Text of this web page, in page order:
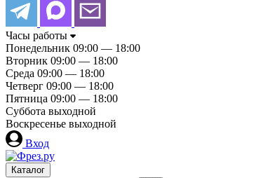
Часы работы
Понедельник 09:00 — 18:00
Вторник 09:00 — 18:00
Среда 09:00 — 18:00
Четверг 09:00 — 18:00
Пятница 09:00 — 18:00
Суббота выходной
Воскресенье выходной
Вход
Каталог